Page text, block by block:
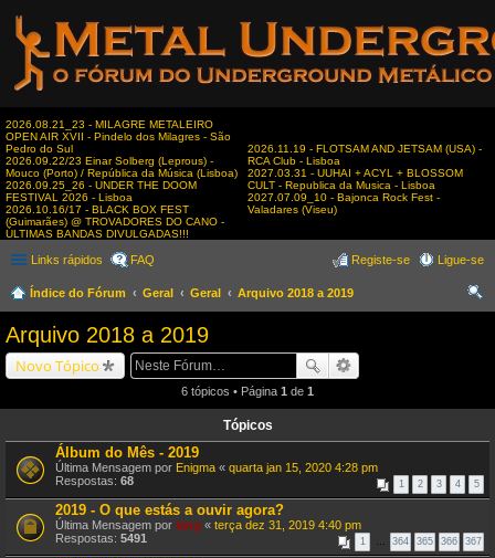
2026.08.21_23 - MILAGRE METALEIRO
OPEN AIR XVII - Pindelo dos Milagres - São
Pedro do Sul
2026.09.22/23 Einar Solberg (Leprous) -
Mouco (Porto) / República da Música (Lisboa)
2026.09.25_26 - UNDER THE DOOM
FESTIVAL 2026 - Lisboa
2026.10.16/17 - BLACK BOX FEST
(Guimarães) @ TROVADORES DO CANO -
ÚLTIMAS BANDAS DIVULGADAS!!!
2026.11.19 - FLOTSAM AND JETSAM (USA) -
RCA Club - Lisboa
2027.03.31 - UUHAI + ACYL + BLOSSOM
CULT - Republica da Musica - Lisboa
2027.07.09_10 - Bajonca Rock Fest -
Valadares (Viseu)
Links rápidos FAQ Ligue-se
Registe-se
Índice do Fórum Geral Geral
Arquivo 2018 a 2019
Arquivo 2018 a 2019
Novo Tópico
6 tópicos • Página 1 de 1
Tópicos
Álbum do Mês - 2019
Última Mensagem por Enigma « quarta jan 15, 2020 4:28 pm
Respostas: 68 1 2 3 4 5
2019 - O que estás a ouvir agora?
Última Mensagem por lang « terça dez 31, 2019 4:40 pm
Respostas: 5491 1 … 364 365 366 367